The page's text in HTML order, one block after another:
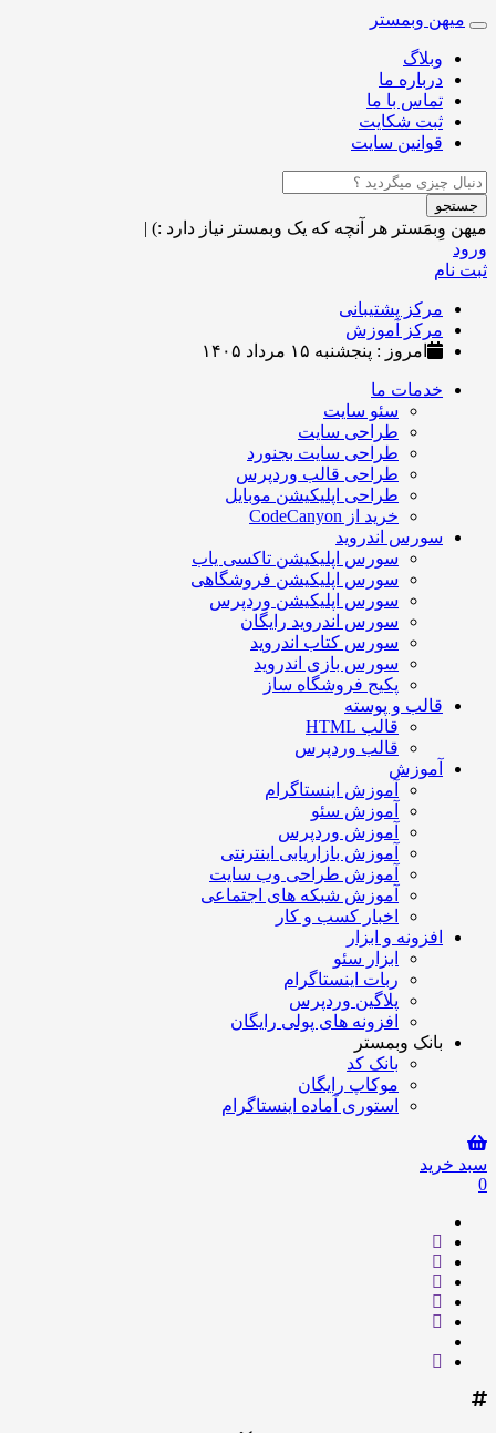
Toggle
navigation
میهن وبمستر
وبلاگ
درباره ما
تماس با ما
ثبت شکایت
قوانین سایت
جستجو
میهن وِبمَستر هر آنچه که یک وبمستر نیاز دارد :) |
ورود
ثبت نام
مرکز پشتیبانی
مرکز آموزش
امروز : پنجشنبه ۱۵ مرداد ۱۴۰۵
خدمات ما
سئو سایت
طراحی سایت
طراحی سایت بجنورد
طراحی قالب وردپرس
طراحی اپلیکیشن موبایل
خرید از CodeCanyon
سورس اندروید
سورس اپلیکیشن تاکسی یاب
سورس اپلیکیشن فروشگاهی
سورس اپلیکیشن وردپرس
سورس اندروید رایگان
سورس کتاب اندروید
سورس بازی اندروید
پکیج فروشگاه ساز
قالب و پوسته
قالب HTML
قالب وردپرس
آموزش
آموزش اینستاگرام
آموزش سئو
آموزش وردپرس
آموزش بازاریابی اینترنتی
آموزش طراحی وب سایت
آموزش شبکه های اجتماعی
اخبار کسب و کار
افزونه و ابزار
ابزار سئو
ربات اینستاگرام
پلاگین وردپرس
افزونه های پولی رایگان
بانک وبمستر
بانک کد
موکاپ رایگان
استوری آماده اینستاگرام
سبد خرید
0